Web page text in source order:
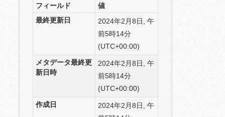
フィールド
値
最終更新日
2024年2月8日, 午
前5時14分
(UTC+00:00)
メタデータ最終更
新日時
2024年2月8日, 午
前5時14分
(UTC+00:00)
作成日
2024年2月8日, 午